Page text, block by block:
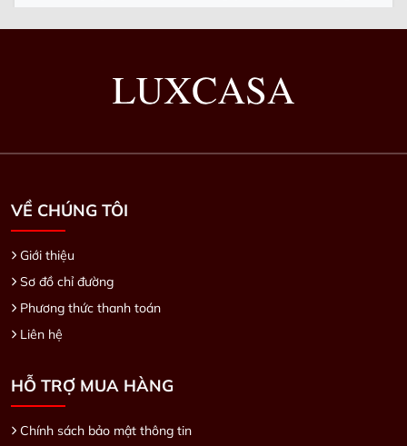
VỀ CHÚNG TÔI
Giới thiệu
Sơ đồ chỉ đường
Phương thức thanh toán
Liên hệ
HỖ TRỢ MUA HÀNG
Chính sách bảo mật thông tin